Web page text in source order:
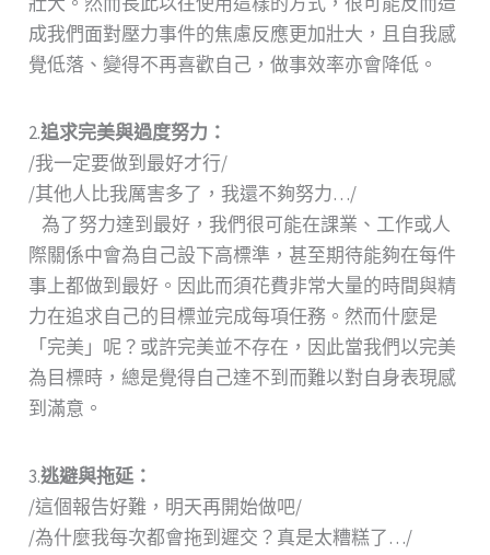
成我們面對壓力事件的焦慮反應更加壯大，且自我感
覺低落、變得不再喜歡自己，做事效率亦會降低。
2.追求完美與過度努力：
/我一定要做到最好才行/
/其他人比我厲害多了，我還不夠努力…/
為了努力達到最好，我們很可能在課業、工作或人
際關係中會為自己設下高標準，甚至期待能夠在每件
事上都做到最好。因此而須花費非常大量的時間與精
力在追求自己的目標並完成每項任務。然而什麼是
「完美」呢？或許完美並不存在，因此當我們以完美
為目標時，總是覺得自己達不到而難以對自身表現感
到滿意。
3.逃避與拖延：
/這個報告好難，明天再開始做吧/
/為什麼我每次都會拖到遲交？真是太糟糕了…/